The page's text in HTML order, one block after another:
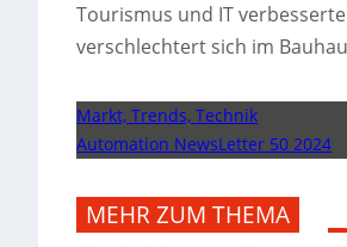
Tourismus und IT
verschlechtert sich im
Markt, Trends, Technik
Automation NewsLetter 50 2024
MEHR ZUM THEMA